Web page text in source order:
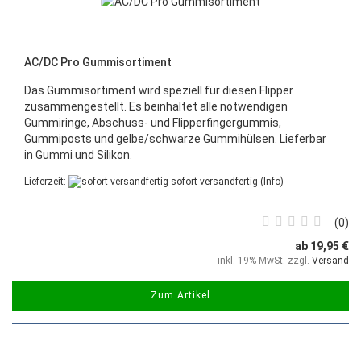
AC/DC Pro Gummisortiment
Das Gummisortiment wird speziell für diesen Flipper
zusammengestellt. Es beinhaltet alle notwendigen
Gummiringe, Abschuss- und Flipperfingergummis,
Gummiposts und gelbe/schwarze Gummihülsen. Lieferbar
in Gummi und Silikon.
Lieferzeit: sofort versandfertig (Info)
0
ab 19,95 €
inkl. 19% MwSt. zzgl. Versand
Zum Artikel